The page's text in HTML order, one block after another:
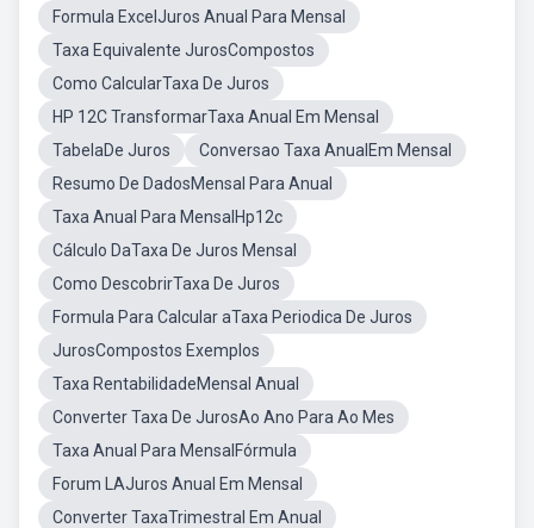
Formula ExcelJuros Anual Para Mensal
Taxa Equivalente JurosCompostos
Como CalcularTaxa De Juros
HP 12C TransformarTaxa Anual Em Mensal
TabelaDe Juros
Conversao Taxa AnualEm Mensal
Resumo De DadosMensal Para Anual
Taxa Anual Para MensalHp12c
Cálculo DaTaxa De Juros Mensal
Como DescobrirTaxa De Juros
Formula Para Calcular aTaxa Periodica De Juros
JurosCompostos Exemplos
Taxa RentabilidadeMensal Anual
Converter Taxa De JurosAo Ano Para Ao Mes
Taxa Anual Para MensalFórmula
Forum LAJuros Anual Em Mensal
Converter TaxaTrimestral Em Anual